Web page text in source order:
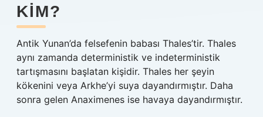
KIM?
Antik Yunan’da felsefenin babası Thales’tir. Thales
aynı zamanda deterministik ve indeterministik
tartışmasını başlatan kişidir. Thales her şeyin
kökenini veya Arkhe’yi suya dayandırmıştır. Daha
sonra gelen Anaximenes ise havaya dayandırmıştır.